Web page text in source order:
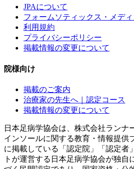
JPAについて
フォームソティックス・メデ
利用規約
プライバシーポリシー
掲載情報の変更について
院様向け
掲載のご案内
治療家の先生へ｜認定コース
掲載情報の変更について
日本足病学協会は、株式会社ランナ
インソールに関する教育・情報提供
に掲載している「認定院」「認定者
トが運営する日本足病学協会が独自